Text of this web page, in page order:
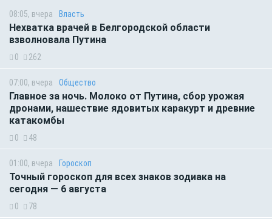
08:05, вчера Власть
Нехватка врачей в Белгородской области
взволновала Путина
0 262
07:00, вчера Общество
Главное за ночь. Молоко от Путина, сбор урожая
дронами, нашествие ядовитых каракурт и древние
катакомбы
0 48
01:00, вчера Гороскоп
Точный гороскоп для всех знаков зодиака на
сегодня — 6 августа
0 78